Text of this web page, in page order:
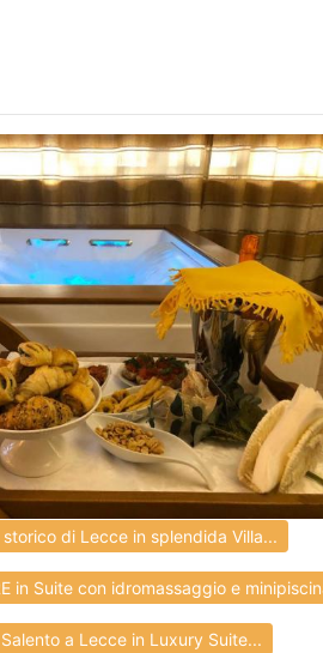
storico di Lecce in splendida Villa...
in Suite con idromassaggio e
a Lecce in Luxury Suite...